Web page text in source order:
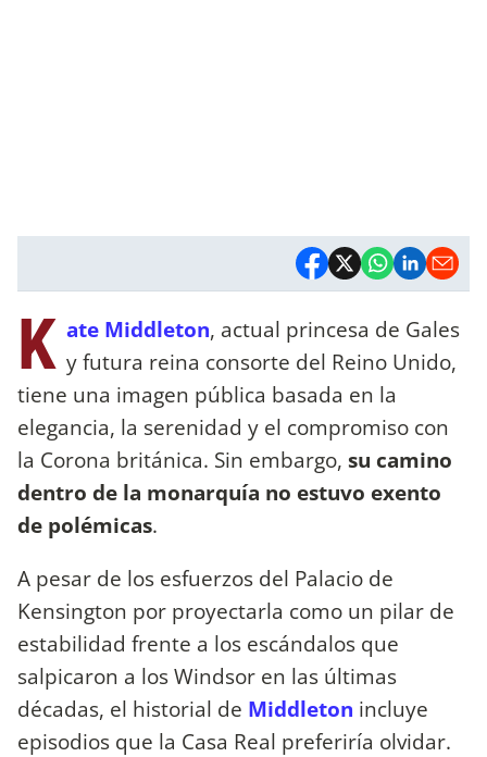
K ate Middleton, actual princesa de Gales
y futura reina consorte del Reino Unido,
tiene una imagen pública basada en la
elegancia, la serenidad y el compromiso con
la Corona británica. Sin embargo, su camino
dentro de la monarquía no estuvo exento
de polémicas.
A pesar de los esfuerzos del Palacio de
Kensington por proyectarla como un pilar de
estabilidad frente a los escándalos que
salpicaron a los Windsor en las últimas
décadas, el historial de Middleton incluye
episodios que la Casa Real preferiría olvidar.